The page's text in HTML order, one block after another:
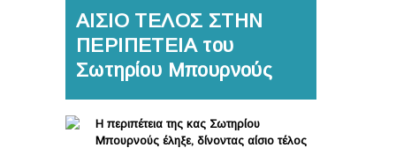
ΑΙΣΙΟ ΤΕΛΟΣ ΣΤΗΝ
ΠΕΡΙΠΕΤΕΙΑ του
Σωτηρίου Μπουρνούς
Η περιπέτεια της κας Σωτηρίου
Μπουρνούς έληξε, δίνοντας αίσιο τέλος